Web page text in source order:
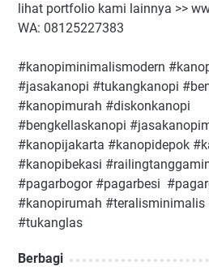
lihat portfolio kami lainnya >>
WA: 08125227383
#kanopiminimalismodern
#jasakanopi #tukangkanopi
#kanopimurah #diskonkanopi
#bengkellaskanopi
#kanopijakarta #kanopidepok
#kanopibekasi
#pagarbogor #pagarbesi
#kanopirumah
#tukanglas
Berbagi